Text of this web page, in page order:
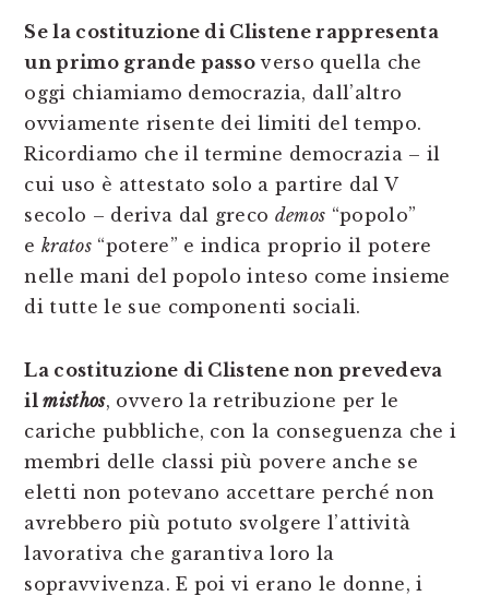
Se la costituzione di Clistene rappresenta
un primo grande passo verso quella che
oggi chiamiamo democrazia, dall’altro
ovviamente risente dei limiti del tempo.
Ricordiamo che il termine democrazia – il
cui uso è attestato solo a partire dal V
secolo – deriva dal greco demos “popolo”
ekratos“potere” e indica proprio il potere
nelle mani del popolo inteso come insieme
di tutte le sue componenti sociali.
La costituzione di Clistene non prevedeva
ilmisthos, ovvero la retribuzione per le
cariche pubbliche, con la conseguenza che i
membri delle classi più povere anche se
eletti non potevano accettare perché non
avrebbero più potuto svolgere l’attività
lavorativa che garantiva loro la
sopravvivenza. E poi vi erano le donne, i